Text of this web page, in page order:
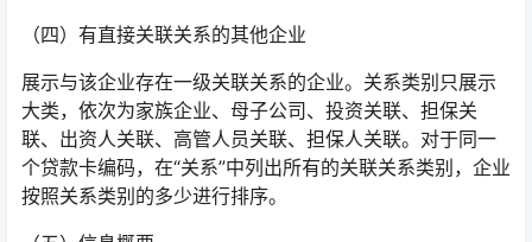
（四）有直接关联关系的其他企业
展示与该企业存在一级关联关系的企业。关系类别只展示
大类，依次为家族企业、母子公司、投资关联、担保关
联、出资人关联、高管人员关联、担保人关联。对于同一
个贷款卡编码，在“关系”中列出所有的关联关系类别，企业
按照关系类别的多少进行排序。